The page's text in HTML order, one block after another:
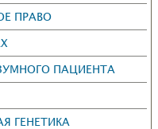
ПРАВО
ПАЦИЕНТА
ГЕНЕТИКА